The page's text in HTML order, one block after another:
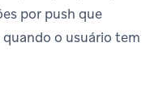
por push que
o usuário tem